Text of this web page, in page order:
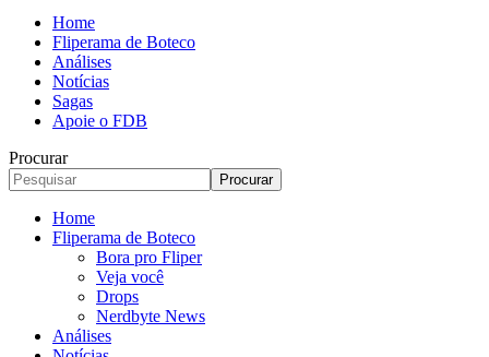
Home
Fliperama de Boteco
Análises
Notícias
Sagas
Apoie o FDB
Procurar
Home
Fliperama de Boteco
Bora pro Fliper
Veja você
Drops
Nerdbyte News
Análises